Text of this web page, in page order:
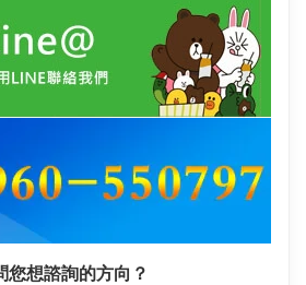
您想諮詢的方向？